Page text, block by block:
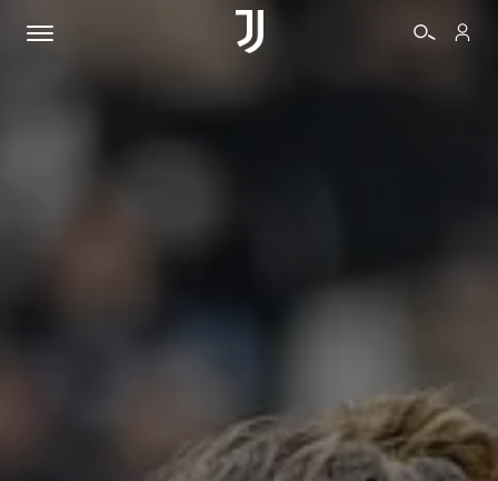
SHOP
BIANCONERI
VIDEO
ALTRO